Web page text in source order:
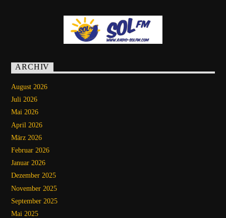
ARCHIV
August 2026
Juli 2026
Mai 2026
April 2026
März 2026
Februar 2026
Januar 2026
Dezember 2025
November 2025
September 2025
Mai 2025